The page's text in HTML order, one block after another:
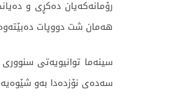
رۆمانەکەیان دەکڕی و
هەمان شت دووپات
سینەما توانیویەتی
سەدەی نۆزدەدا بەو